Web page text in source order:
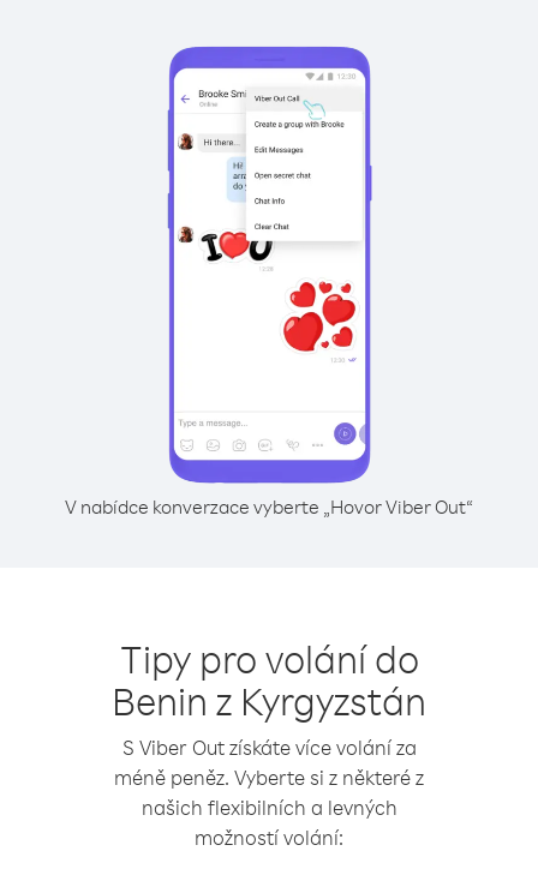
V nabídce konverzace vyberte „Hovor Viber Out“
Tipy pro volání do
Benin z Kyrgyzstán
S Viber Out získáte více volání za
méně peněz. Vyberte si z některé z
našich flexibilních a levných
možností volání: